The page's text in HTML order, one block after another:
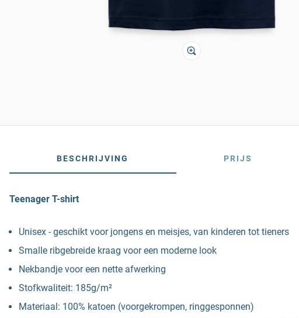
BESCHRIJVING PRIJS
Teenager T-shirt
Unisex - geschikt voor jongens en meisjes, van kinderen tot tieners
Smalle ribgebreide kraag voor een moderne look
Nekbandje voor een nette afwerking
Stofkwaliteit: 185g/m²
Materiaal: 100% katoen (voorgekrompen, ringgesponnen)